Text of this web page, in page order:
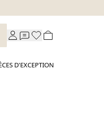
D'EXCEPTION